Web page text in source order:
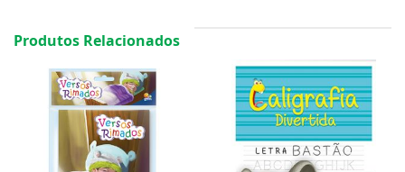
Produtos Relacionados